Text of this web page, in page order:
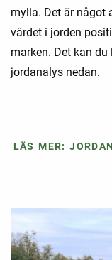
mylla. Det är något
värdet i jorden
marken. Det kan
jordanalys nedan.
LÄS MER: